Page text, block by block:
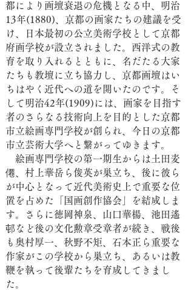
都により画壇衰退の危機となる中、明治
13年(1880)、京都の画家たちの建議を受
け、日本最初の公立美術学校として京都
府画学校が設立されました。西洋式の教
育を取り入れるとともに、名だたる大家
たちも教壇に立ち協力し、京都画壇はい
ちはやく近代への道を開いたのです。そ
して明治42年(1909)には、画家を目指す
者のさらなる技術向上を目的とした京都
市立絵画専門学校が創られ、今日の京都
市立芸術大学へと繋がってゆきます。
絵画専門学校の第一期生からは土田麦
僊、村上華岳ら俊英が巣立ち、後に彼ら
が中心となって近代美術史上で重要な位
置を占めた「国画創作協会」を結成しま
す。さらに徳岡神泉、山口華楊、池田遙
邨など後の文化勲章受章者が続き、戦後
も奥村厚一、秋野不矩、石本正ら重要な
作家がこの学校から巣立ち、あるいは教
鞭を執って後輩たちを育成してきまし
た。